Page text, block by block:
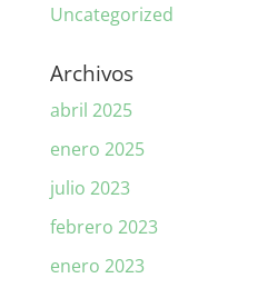
Uncategorized
Archivos
abril 2025
enero 2025
julio 2023
febrero 2023
enero 2023